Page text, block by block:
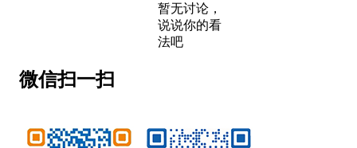
暂无讨论，
说说你的看
法吧
微信扫一扫